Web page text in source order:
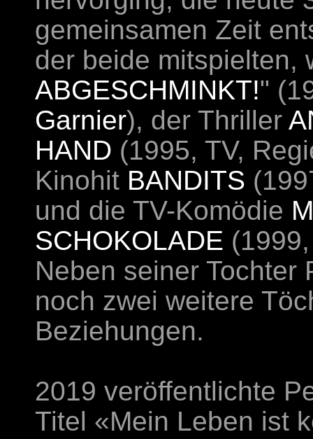
gemeinsamen Zeit
der beide mitspielten,
ABGESCHMINKT!"
Garnier), der Thriller
HAND (1995, TV,
Kinohit BANDITS
und die TV-Komödie
SCHOKOLADE
Neben seiner Tochter
noch zwei weitere
Beziehungen.
2019 veröffentlichte
Titel «Mein Leben ist